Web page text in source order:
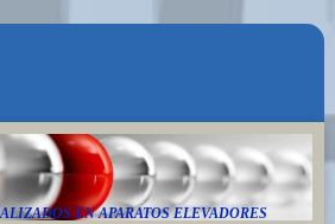
EN APARATOS ELEVADORES